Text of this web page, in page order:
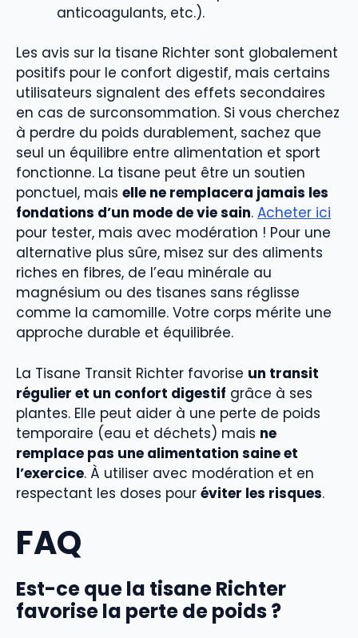
anticoagulants, etc.).
Les avis sur la tisane Richter sont globalement
positifs pour le confort digestif, mais certains
utilisateurs signalent des effets secondaires
en cas de surconsommation. Si vous cherchez
à perdre du poids durablement, sachez que
seul un équilibre entre alimentation et sport
fonctionne. La tisane peut être un soutien
ponctuel, mais elle ne remplacera jamais les
fondations d’un mode de vie sain. Acheter ici
pour tester, mais avec modération ! Pour une
alternative plus sûre, misez sur des aliments
riches en fibres, de l’eau minérale au
magnésium ou des tisanes sans réglisse
comme la camomille. Votre corps mérite une
approche durable et équilibrée.
La Tisane Transit Richter favorise un transit
régulier et un confort digestif grâce à ses
plantes. Elle peut aider à une perte de poids
temporaire (eau et déchets) mais ne
remplace pas une alimentation saine et
l’exercice. À utiliser avec modération et en
respectant les doses pour éviter les risques.
FAQ
Est-ce que la tisane Richter
favorise la perte de poids ?